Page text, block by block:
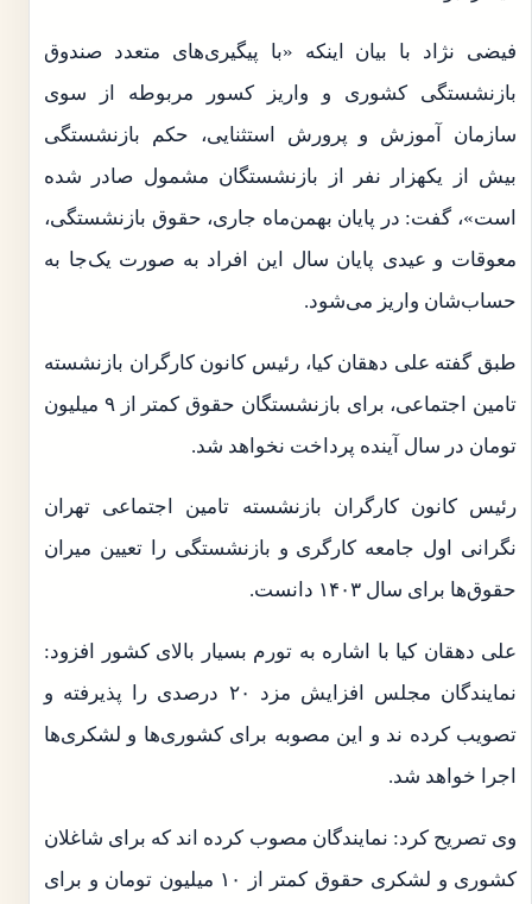
فیضی نژاد با بیان اینکه «با پیگیری‌های متعدد صندوق
بازنشستگی کشوری و واریز کسور مربوطه از سوی
سازمان آموزش و پرورش استثنایی، حکم بازنشستگی
بیش از یکهزار نفر از بازنشستگان مشمول صادر شده
است»، گفت: در پایان بهمن‌ماه جاری، حقوق بازنشستگی،
معوقات و عیدی پایان سال این افراد به صورت یک‌جا به
حساب‌شان واریز می‌شود.
طبق گفته علی دهقان کیا، رئیس کانون کارگران بازنشسته
تامین اجتماعی، برای بازنشستگان حقوق کمتر از ۹ میلیون
تومان در سال آینده پرداخت نخواهد شد.
رئیس کانون کارگران بازنشسته تامین اجتماعی تهران
نگرانی اول جامعه کارگری و بازنشستگی را تعیین میران
حقوق‌ها برای سال ۱۴۰۳ دانست.
علی دهقان کیا با اشاره به تورم بسیار بالای کشور افزود:
نمایندگان مجلس افزایش مزد ۲۰ درصدی را پذیرفته و
تصویب کرده ند و این مصوبه برای کشوری‌ها و لشکری‌ها
اجرا خواهد شد.
وی تصریح کرد: نمایندگان مصوب کرده اند که برای شاغلان
کشوری و لشکری حقوق کمتر از ۱۰ میلیون تومان و برای